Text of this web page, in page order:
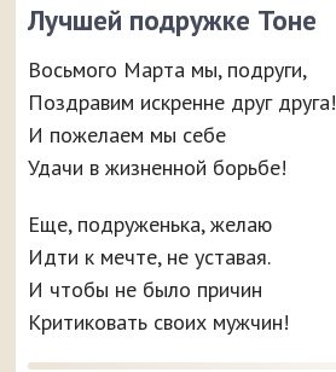
Лучшей подружке Тоне
Восьмого Марта мы, подруги,
Поздравим искренне друг друга!
И пожелаем мы себе
Удачи в жизненной борьбе!
Еще, подруженька, желаю
Идти к мечте, не уставая.
И чтобы не было причин
Критиковать своих мужчин!